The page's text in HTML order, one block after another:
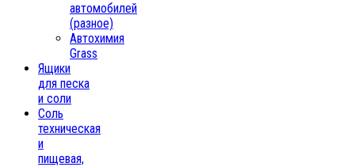
автомобилей
(разное)
Автохимия
Grass
Ящики
для песка
и соли
Соль
техническая
и
пищевая,